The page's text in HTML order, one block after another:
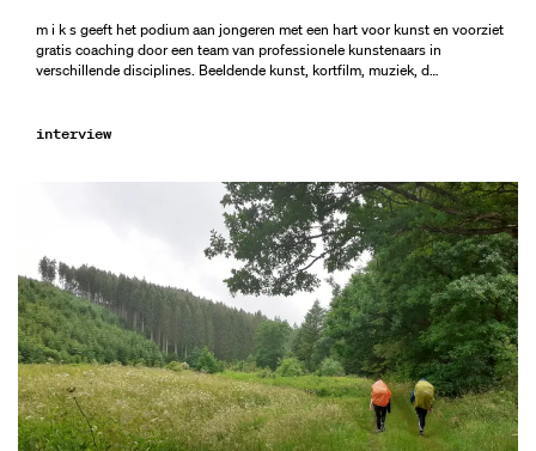
m i k s geeft het podium aan jongeren met een hart voor kunst en voorziet
gratis coaching door een team van professionele kunstenaars in
verschillende disciplines. Beeldende kunst, kortfilm, muziek, d…
interview